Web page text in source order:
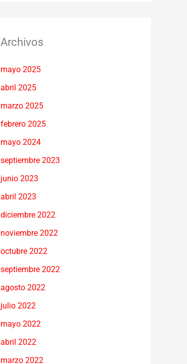
Archivos
mayo 2025
abril 2025
marzo 2025
febrero 2025
mayo 2024
septiembre 2023
junio 2023
abril 2023
diciembre 2022
noviembre 2022
octubre 2022
septiembre 2022
agosto 2022
julio 2022
mayo 2022
abril 2022
marzo 2022